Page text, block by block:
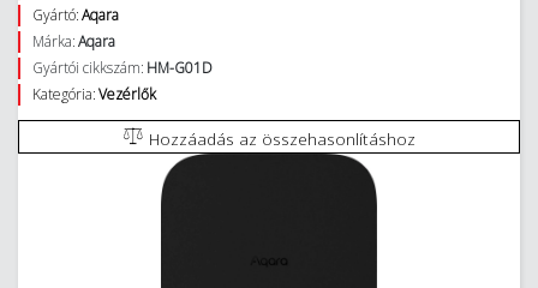
Gyártó:Aqara
Márka:Aqara
Gyártói cikkszám: HM-G01D
Kategória:Vezérlők
Hozzáadás az összehasonlításhoz